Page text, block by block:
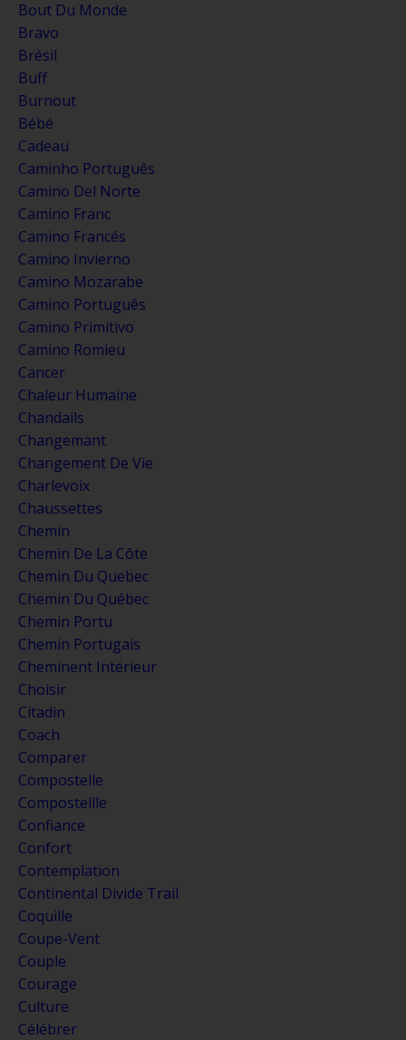
Bout Du Monde
Bravo
Brésil
Buff
Burnout
Bébé
Cadeau
Caminho Português
Camino Del Norte
Camino Franc
Camino Francés
Camino Invierno
Camino Mozarabe
Camino Português
Camino Primitivo
Camino Romieu
Cancer
Chaleur Humaine
Chandails
Changemant
Changement De Vie
Charlevoix
Chaussettes
Chemin
Chemin De La Côte
Chemin Du Quebec
Chemin Du Québec
Chemin Portu
Chemin Portugais
Cheminent Intérieur
Choisir
Citadin
Coach
Comparer
Compostelle
Compostellle
Confiance
Confort
Contemplation
Continental Divide Trail
Coquille
Coupe-Vent
Couple
Courage
Culture
Célébrer